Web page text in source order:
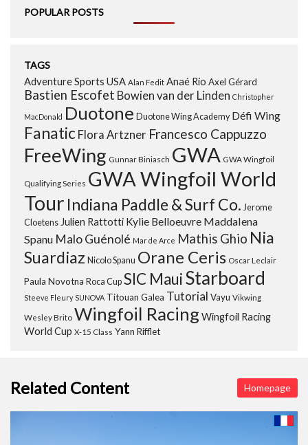
POPULAR POSTS
TAGS
Adventure Sports USA Alan Fedit Anaé Rio Axel Gérard
Bastien Escofet Bowien van der Linden Christopher
MacDonald Duotone Duotone Wing Academy Défi Wing
Fanatic Flora Artzner Francesco Cappuzzo
FreeWing Gunnar Biniasch GWA GWA Wingfoil
Qualifying Series GWA Wingfoil World
Tour Indiana Paddle & Surf Co. Jerome
Cloetens Julien Rattotti Kylie Belloeuvre Maddalena
Spanu Malo Guénolé Mar de Arce Mathis Ghio Nia
Suardiaz Nicolo Spanu Orane Ceris Oscar Leclair
Paula Novotna Roca Cup SIC MauiStarboard
Steeve Fleury SUNOVA Titouan Galea Tutorial Vayu Vikwing
Wesley Brito Wingfoil Racing Wingfoil Racing
World Cup X-15 Class Yann Rifflet
Related Content Homepage